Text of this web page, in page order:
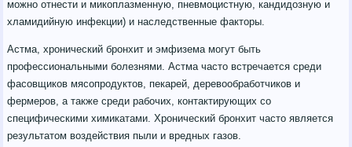
можно отнести и микоплазменную, пневмоцистную, кандидозную и
хламидийную инфекции) и наследственные факторы.
Астма, хронический бронхит и эмфизема могут быть
профессиональными болезнями. Астма часто встречается среди
фасовщиков мясопродуктов, пекарей, деревообработчиков и
фермеров, а также среди рабочих, контактирующих со
специфическими химикатами. Хронический бронхит часто является
результатом воздействия пыли и вредных газов.